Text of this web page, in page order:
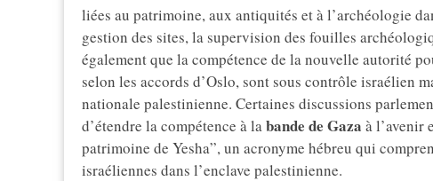
liées au patrimoine, aux antiquités et à l’archéologie
gestion des sites, la supervision des fouilles
également que la compétence de la nouvelle autorité
selon les accords d’Oslo, sont sous contrôle israélien
nationale palestinienne. Certaines discussions
d’étendre la compétence à labande de Gaza à l’avenir
patrimoine de Yesha”, un acronyme hébreu qui
israéliennes dans l’enclave palestinienne.